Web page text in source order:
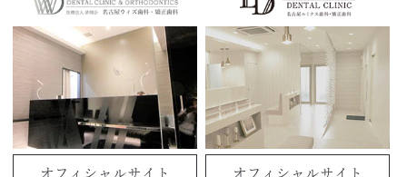
オフィシャルサイト オフィシャルサイト